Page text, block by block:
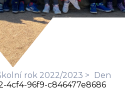
rok 2022/2023
Den
4cf4-96f9-c846477e8686